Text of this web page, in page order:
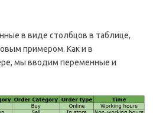
в виде столбцов в таблице,
примером. Как и в
мы вводим переменные и